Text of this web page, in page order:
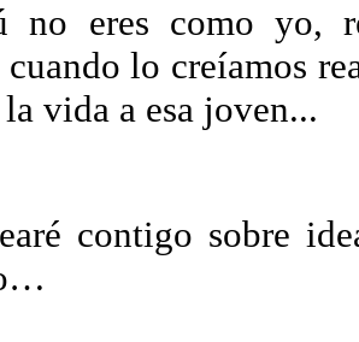
eres como yo,
cuando lo creíamos
vida a esa joven...
contigo sobre